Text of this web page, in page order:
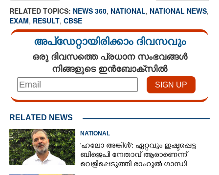
RELATED TOPICS: NEWS 360, NATIONAL, NATIONAL NEWS,
EXAM, RESULT, CBSE
അപ്ഡേറ്റായിരിക്കാം ദിവസവും
ഒരു ദിവസത്തെ പ്രധാന സംഭവങ്ങൾ
നിങ്ങളുടെ ഇൻബോക്സിൽ
RELATED NEWS
NATIONAL
'ഹലോ അങ്കിൾ': ഏറ്റവും ഇഷ്ടപ്പെട്ട
ബിജെപി നേതാവ് ആരാണെന്ന്
വെളിപ്പെടുത്തി രാഹുൽ ഗാന്ധി